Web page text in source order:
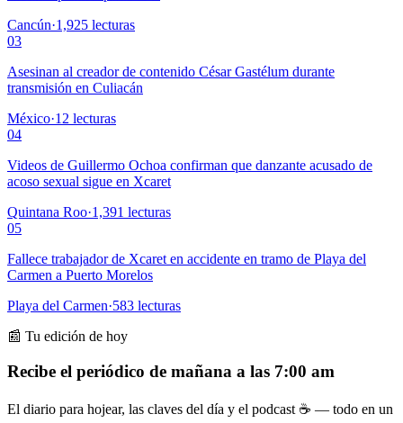
Cancún·1,925 lecturas
03
Asesinan al creador de contenido César Gastélum durante
transmisión en Culiacán
México·12 lecturas
04
Videos de Guillermo Ochoa confirman que danzante acusado de
acoso sexual sigue en Xcaret
Quintana Roo·1,391 lecturas
05
Fallece trabajador de Xcaret en accidente en tramo de Playa del
Carmen a Puerto Morelos
Playa del Carmen·583 lecturas
📰 Tu edición de hoy
Recibe el periódico de mañana a las 7:00 am
El diario para hojear, las claves del día y el podcast ☕ — todo en un